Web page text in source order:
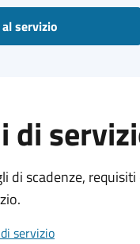
servizio
di
di scadenze,
servizio